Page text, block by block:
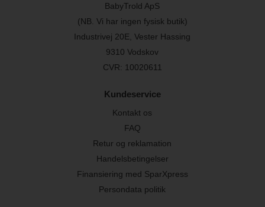
BabyTrold ApS
(NB. Vi har ingen fysisk butik)
Industrivej 20E, Vester Hassing
9310 Vodskov
CVR: 10020611
Kundeservice
Kontakt os
FAQ
Retur og reklamation
Handelsbetingelser
Finansiering med SparXpress
Persondata politik